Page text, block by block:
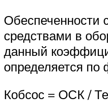
Обеспеченности
средствами в
данный
определяется по
Кобсос = ОСК /